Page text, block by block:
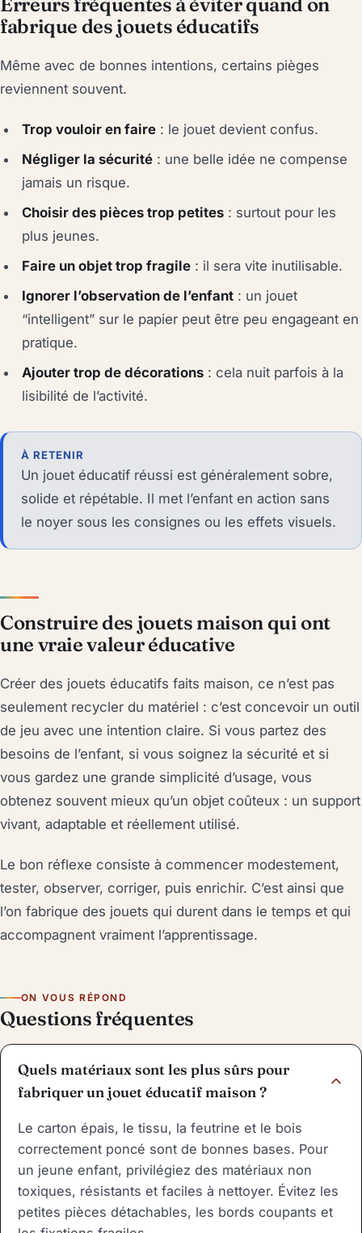
fabrique des jouets éducatifs
Même avec de bonnes intentions, certains pièges
reviennent souvent.
Trop vouloir en faire : le jouet devient confus.
Négliger la sécurité : une belle idée ne compense
jamais un risque.
Choisir des pièces trop petites : surtout pour les
plus jeunes.
Faire un objet trop fragile : il sera vite inutilisable.
Ignorer l’observation de l’enfant : un jouet
“intelligent” sur le papier peut être peu engageant en
pratique.
Ajouter trop de décorations : cela nuit parfois à la
lisibilité de l’activité.
À RETENIR
Un jouet éducatif réussi est généralement sobre,
solide et répétable. Il met l’enfant en action sans
le noyer sous les consignes ou les effets visuels.
Construire des jouets maison qui ont
une vraie valeur éducative
Créer des jouets éducatifs faits maison, ce n’est pas
seulement recycler du matériel : c’est concevoir un outil
de jeu avec une intention claire. Si vous partez des
besoins de l’enfant, si vous soignez la sécurité et si
vous gardez une grande simplicité d’usage, vous
obtenez souvent mieux qu’un objet coûteux : un support
vivant, adaptable et réellement utilisé.
Le bon réflexe consiste à commencer modestement,
tester, observer, corriger, puis enrichir. C’est ainsi que
l’on fabrique des jouets qui durent dans le temps et qui
accompagnent vraiment l’apprentissage.
ON VOUS RÉPOND
Questions fréquentes
Quels matériaux sont les plus sûrs pour
fabriquer un jouet éducatif maison ?
Le carton épais, le tissu, la feutrine et le bois
correctement poncé sont de bonnes bases. Pour
un jeune enfant, privilégiez des matériaux non
toxiques, résistants et faciles à nettoyer. Évitez les
petites pièces détachables, les bords coupants et